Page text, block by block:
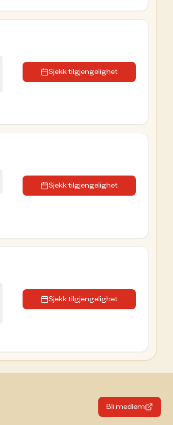
Sjekk tilgjengelighet
Sjekk tilgjengelighet
Sjekk tilgjengelighet
Bli medlem